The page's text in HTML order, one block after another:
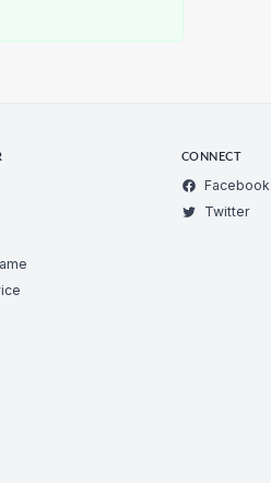
CONNECT
Facebook
Twitter